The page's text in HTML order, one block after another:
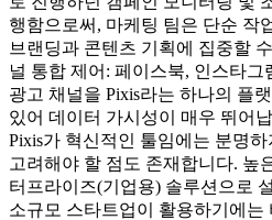
행함으로써, 마케팅 팀은 단순 작
브랜딩과 콘텐츠 기획에 집중할
널 통합 제어: 페이스북, 인스타그
광고 채널을 Pixis라는 하나의 플
있어 데이터 가시성이 매우 뛰어
Pixis가 혁신적인 툴임에는 분명
고려해야 할 점도 존재합니다. 높
터프라이즈(기업용) 솔루션으로
소규모 스타트업이 활용하기에는